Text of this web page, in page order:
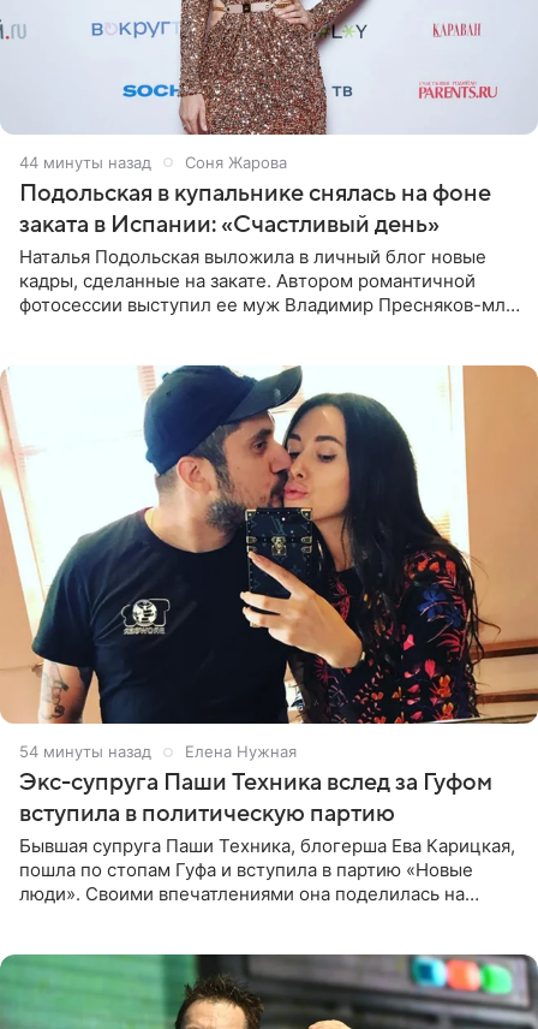
44 минуты назад Соня Жарова
Подольская в купальнике снялась на фоне
заката в Испании: «Счастливый день»
Наталья Подольская выложила в личный блог новые
кадры, сделанные на закате. Автором романтичной
фотосессии выступил ее муж Владимир Пресняков-мл.
54 минуты назад Елена Нужная
Экс-супруга Паши Техника вслед за Гуфом
вступила в политическую партию
Бывшая супруга Паши Техника, блогерша Ева Карицкая,
пошла по стопам Гуфа и вступила в партию «Новые
люди». Своими впечатлениями она поделилась на